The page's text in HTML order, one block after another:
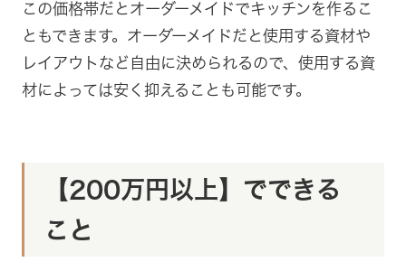
この価格帯だとオーダーメイドでキッチンを作るこ
ともできます。オーダーメイドだと使用する資材や
レイアウトなど自由に決められるので、使用する資
材によっては安く抑えることも可能です。
【200万円以上】でできる
こと